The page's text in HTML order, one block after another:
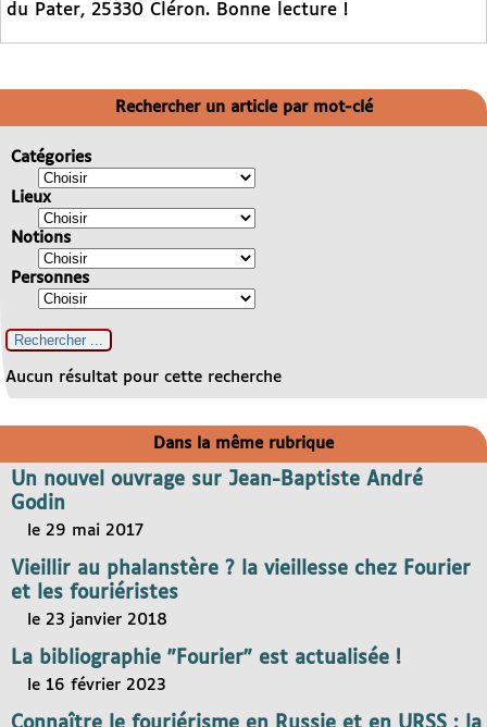
du Pater, 25330 Cléron. Bonne lecture !
Rechercher un article par mot-clé
Catégories
Lieux
Notions
Personnes
Aucun résultat pour cette recherche
Dans la même rubrique
Un nouvel ouvrage sur Jean-Baptiste André
Godin
le 29 mai 2017
Vieillir au phalanstère ? la vieillesse chez Fourier
et les fouriéristes
le 23 janvier 2018
La bibliographie "Fourier" est actualisée !
le 16 février 2023